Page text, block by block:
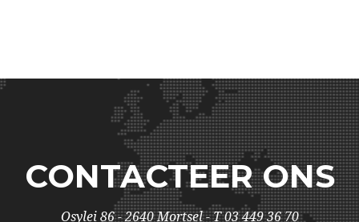
CONTACTEER ONS
Osylei 86 - 2640 Mortsel - T 03 449 36 70